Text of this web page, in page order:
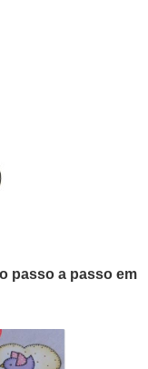
passo a passo em